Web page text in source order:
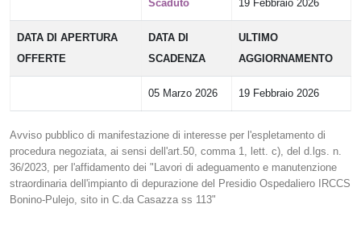
Scaduto 19 Febbraio 2026
DATA DI APERTURA
OFFERTE
DATA DI
SCADENZA
ULTIMO
AGGIORNAMENTO
05 Marzo 2026 19 Febbraio 2026
Avviso pubblico di manifestazione di interesse per l'espletamento di
procedura negoziata, ai sensi dell'art.50, comma 1, lett. c), del d.lgs. n.
36/2023, per l'affidamento dei "Lavori di adeguamento e manutenzione
straordinaria dell'impianto di depurazione del Presidio Ospedaliero IRCCS
Bonino-Pulejo, sito in C.da Casazza ss 113"